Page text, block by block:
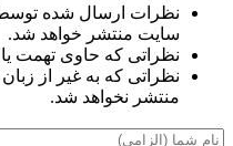
نظرات ارسال شده توسط
سایت منتشر خواهد شد.
نظراتی که حاوی تهمت یا
نظراتی که به غیر از
منتشر نخواهد شد.